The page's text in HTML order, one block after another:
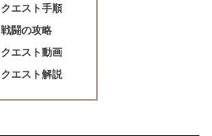
クエスト手順
戦闘の攻略
クエスト動画
クエスト解説